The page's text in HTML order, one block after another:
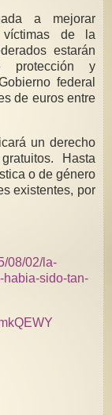
a mejorar
de la
estarán
protección y
federal
de euros entre
un derecho
Hasta
o de género
existentes, por
08/02/la-
sido-tan-